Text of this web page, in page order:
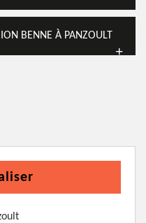
BENNE À PANZOULT